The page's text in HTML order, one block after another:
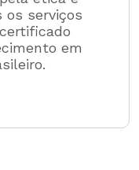
os serviços
em